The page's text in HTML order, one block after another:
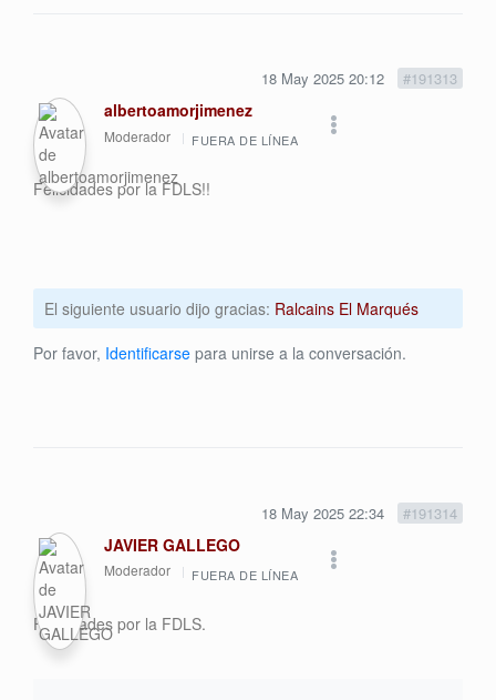
18 May 2025 20:12 #191313
albertoamorjimenez
Moderador FUERA DE LÍNEA
Felicidades por la FDLS!!
El siguiente usuario dijo gracias: Ralcains El Marqués
Por favor, Identificarse para unirse a la conversación.
18 May 2025 22:34 #191314
JAVIER GALLEGO
Moderador FUERA DE LÍNEA
Felicidades por la FDLS.